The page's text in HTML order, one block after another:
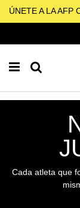
ÚNETE A LA AFP
Cada atleta que